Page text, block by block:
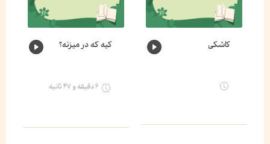
کاشکی کیه که در میزنه؟
۶ دقیقه و ۴۷ ثانیه